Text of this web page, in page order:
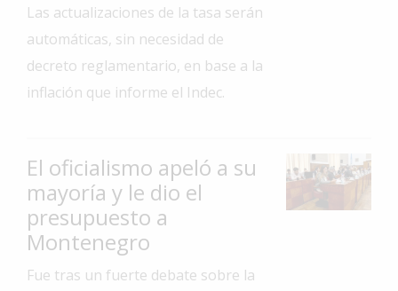
General
La
Ciudad
Arte
y
Espectáculos
Policiales
Cartelera
Las actualizaciones de la tasa serán
automáticas, sin necesidad de
decreto reglamentario, en base a la
inflación que informe el Indec.
El oficialismo apeló a su
mayoría y le dio el
presupuesto a
Montenegro
Fue tras un fuerte debate sobre la